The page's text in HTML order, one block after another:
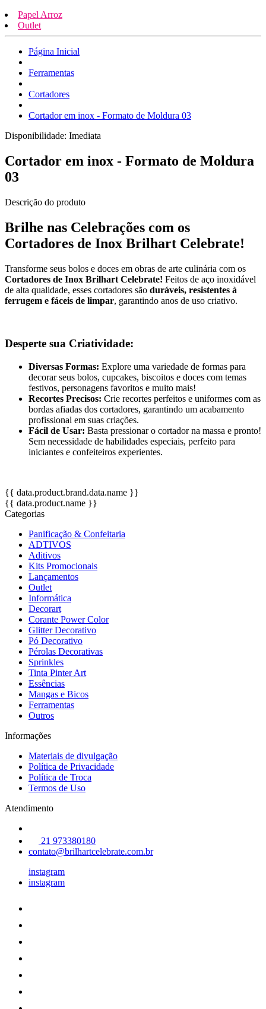
Papel Arroz
Outlet
Página Inicial
Ferramentas
Cortadores
Cortador em inox - Formato de Moldura 03
Disponibilidade: Imediata
Cortador em inox - Formato de Moldura
03
Descrição do produto
Brilhe nas Celebrações com os
Cortadores de Inox Brilhart Celebrate!
Transforme seus bolos e doces em obras de arte culinária com os
Cortadores de Inox Brilhart Celebrate! Feitos de aço inoxidável
de alta qualidade, esses cortadores são duráveis, resistentes à
ferrugem e fáceis de limpar, garantindo anos de uso criativo.
Desperte sua Criatividade:
Diversas Formas: Explore uma variedade de formas para
decorar seus bolos, cupcakes, biscoitos e doces com temas
festivos, personagens favoritos e muito mais!
Recortes Precisos: Crie recortes perfeitos e uniformes com as
bordas afiadas dos cortadores, garantindo um acabamento
profissional em suas criações.
Fácil de Usar: Basta pressionar o cortador na massa e pronto!
Sem necessidade de habilidades especiais, perfeito para
iniciantes e confeiteiros experientes.
{{ data.product.brand.data.name }}
{{ data.product.name }}
Categorias
Panificação & Confeitaria
ADTIVOS
Aditivos
Kits Promocionais
Lançamentos
Outlet
Informática
Decorart
Corante Power Color
Glitter Decorativo
Pó Decorativo
Pérolas Decorativas
Sprinkles
Tinta Pinter Art
Essências
Mangas e Bicos
Ferramentas
Outros
Informações
Materiais de divulgação
Política de Privacidade
Política de Troca
Termos de Uso
Atendimento
21 973380180
contato@brilhartcelebrate.com.br
instagram
instagram